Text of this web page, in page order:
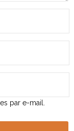
par e-mail.